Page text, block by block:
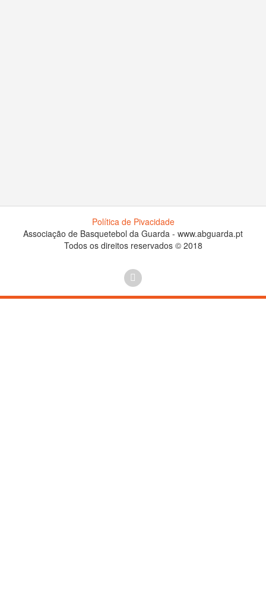
Política de Pivacidade
Associação de Basquetebol da Guarda - www.abguarda.pt
Todos os direitos reservados © 2018